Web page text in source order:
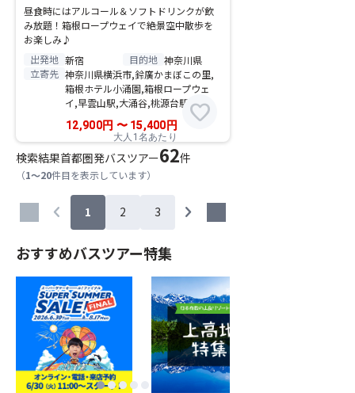
昼食時にはアルコール＆ソフトドリンクが飲
み放題！箱根ロープウェイで絶景空中散歩を
お楽しみ♪
出発地 新宿 目的地 神奈川県
立寄先 神奈川県横浜市,鈴廣かまぼこの里,
箱根ホテル小涌園,箱根ロープウェ
イ,早雲山駅,大涌谷,桃源台駅
12,900円 〜15,400 円
大人1名あたり
favorite
検索結果首都圏発バスツアー62件
（1～20件目を表示しています）
chevron_left 1 2 3 chevron_right
おすすめバスツアー特集